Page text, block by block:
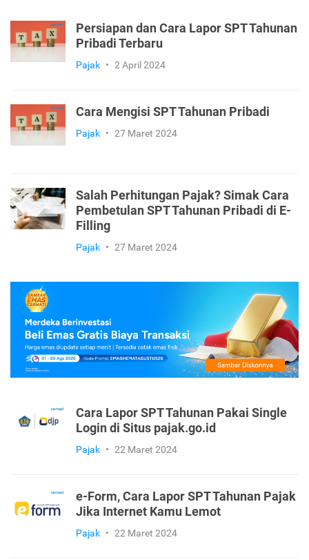
Persiapan dan Cara Lapor SPT Tahunan
Pribadi Terbaru
Pajak • 2 April 2024
Cara Mengisi SPT Tahunan Pribadi
Pajak • 27 Maret 2024
Salah Perhitungan Pajak? Simak Cara
Pembetulan SPT Tahunan Pribadi di E-
Filling
Pajak • 27 Maret 2024
Cara Lapor SPT Tahunan Pakai Single
Login di Situs pajak.go.id
Pajak • 22 Maret 2024
e-Form, Cara Lapor SPT Tahunan Pajak
Jika Internet Kamu Lemot
Pajak • 22 Maret 2024